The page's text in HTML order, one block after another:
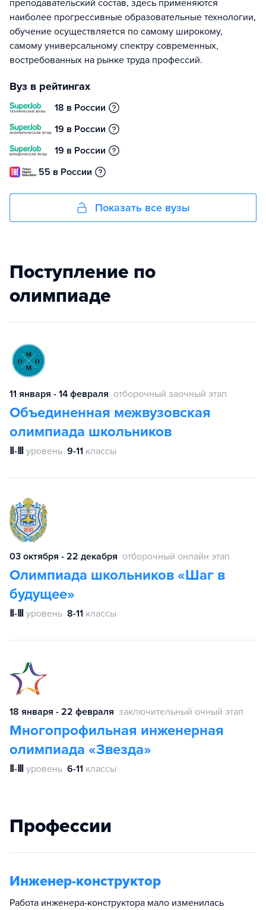
преподавательский состав, здесь применяются
наиболее прогрессивные образовательные технологии,
обучение осуществляется по самому широкому,
самому универсальному спектру современных,
востребованных на рынке труда профессий.
Вуз в рейтингах
18 в России
19 в России
19 в России
55 в России
Показать все вузы
Поступление по
олимпиаде
11 января - 14 февраля отборочный заочный этап
Объединенная межвузовская
олимпиада школьников
Ⅱ-Ⅲ уровень 9-11 классы
03 октября - 22 декабря отборочный онлайн этап
Олимпиада школьников «Шаг в
будущее»
Ⅱ-Ⅲ уровень 8-11 классы
18 января - 22 февраля заключительный очный этап
Многопрофильная инженерная
олимпиада «Звезда»
Ⅱ-Ⅲ уровень 6-11 классы
Профессии
Инженер-конструктор
Работа инженера-конструктора мало изменилась